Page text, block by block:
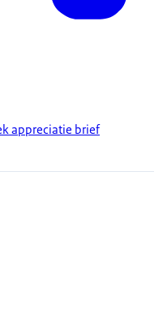
appreciatie brief